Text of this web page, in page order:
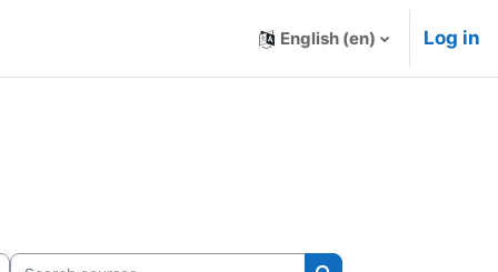
English ‎(en)‎ Log in